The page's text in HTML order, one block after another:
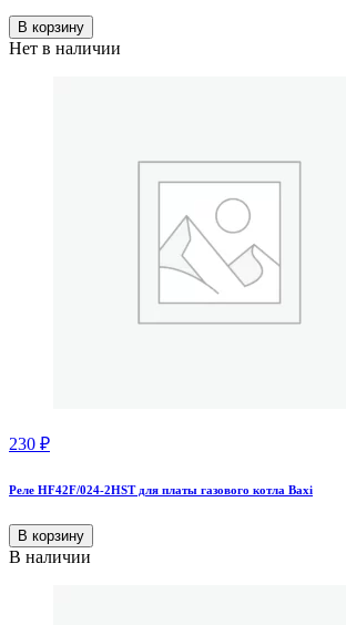
В корзину
Нет в наличии
230 ₽
Реле HF42F/024-2HST для платы газового котла Baxi
В корзину
В наличии